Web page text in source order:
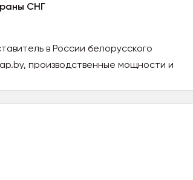
СНГ
в России белорусского
производственные мощности и